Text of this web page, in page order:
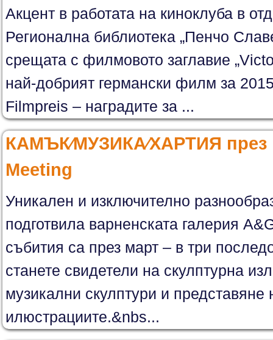
Акцент в работата на киноклуба в
Регионална библиотека „Пенчо
срещата с филмовото заглавие
най-добрият германски филм за
Filmpreis – наградите за ...
КАМЪК∕МУЗИКА∕ХАРТИЯ през
Meeting
Уникален и изключително
подготвила варненската галерия
събития са през март – в три
станете свидетели на скулптурна
музикални скулптури и представяне
илюстрациите.&nbs...